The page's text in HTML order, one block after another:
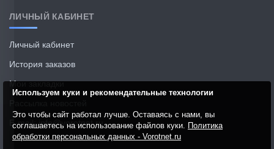
ЛИЧНЫЙ КАБИНЕТ
Личный кабинет
История заказов
Мои закладки
E-mail: info@vorotnet.ru
Используем куки и рекомендательные технологии
Это чтобы сайт работал лучше. Оставаясь с нами, вы
соглашаетесь на использование файлов куки. Политика
обработки персональных данных - Vorotnet.ru